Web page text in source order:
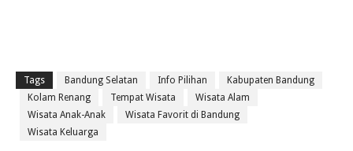
Tags Bandung Selatan Info Pilihan
Kabupaten Bandung
Kolam Renang
Tempat Wisata
Wisata Alam
Wisata Anak-Anak
Wisata Favorit di Bandung
Wisata Keluarga